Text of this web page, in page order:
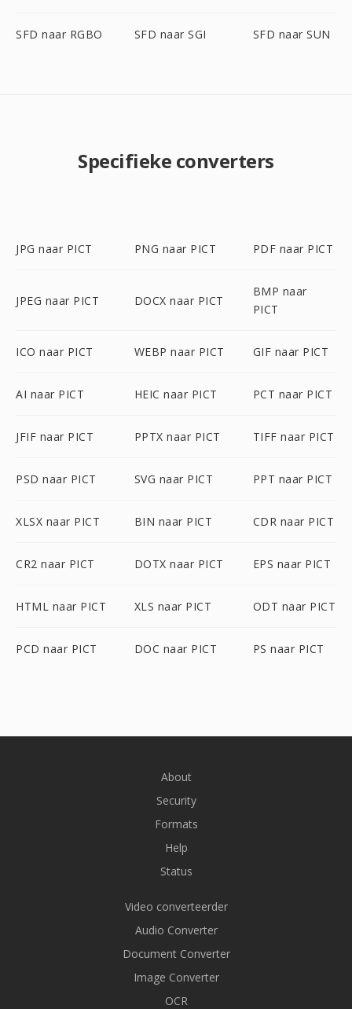
SFD naar RGBO SFD naar SGI SFD naar SUN
Specifieke converters
JPG naar PICT PNG naar PICT PDF naar PICT
JPEG naar PICT DOCX naar PICT
BMP naar
PICT
ICO naar PICT WEBP naar PICT GIF naar PICT
AI naar PICT HEIC naar PICT PCT naar PICT
JFIF naar PICT PPTX naar PICT TIFF naar PICT
PSD naar PICT SVG naar PICT PPT naar PICT
XLSX naar PICT BIN naar PICT CDR naar PICT
CR2 naar PICT DOTX naar PICT EPS naar PICT
HTML naar PICT XLS naar PICT ODT naar PICT
PCD naar PICT DOC naar PICT PS naar PICT
About
Security
Formats
Help
Status
Video converteerder
Audio Converter
Document Converter
Image Converter
OCR